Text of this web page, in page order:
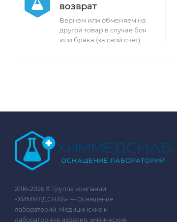
возврат
Вернем или обменяем на
другой товар в случае боя
или брака (за свой счет).
2016-2026 © Группа компаний
«ХИММЕДСНАБ» — Оснащение
лабораторий. Медицинские и
лабораторные изделия, химические